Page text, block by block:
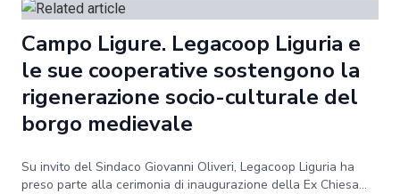
Campo Ligure. Legacoop Liguria e
le sue cooperative sostengono la
rigenerazione socio-culturale del
borgo medievale
Su invito del Sindaco Giovanni Oliveri, Legacoop Liguria ha
preso parte alla cerimonia di inaugurazione della Ex Chiesa...